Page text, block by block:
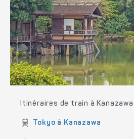
Itinéraires de train à Kanazawa
Tokyo à Kanazawa